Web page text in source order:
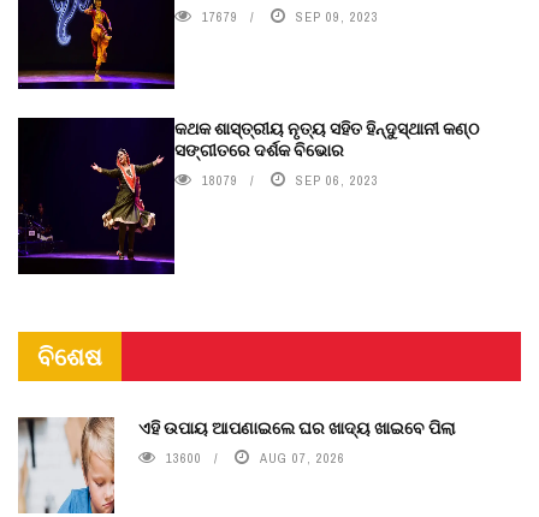
17679 SEP 09, 2023
କଥକ ଶାସ୍ତ୍ରୀୟ ନୃତ୍ୟ ସହିତ ହିନ୍ଦୁସ୍ଥାନୀ କଣ୍ଠ
ସଙ୍ଗୀତରେ ଦର୍ଶକ ବିଭୋର
18079 SEP 06, 2023
ବିଶେଷ
ଏହି ଉପାୟ ଆପଣାଇଲେ ଘର ଖାଦ୍ୟ ଖାଇବେ ପିଲା
13600 AUG 07, 2026